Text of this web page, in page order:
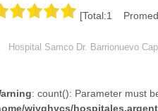
[Total:1
Hospital Samco Dr. Barrionuevo
: count(): Parameter must
wjyqhycs/